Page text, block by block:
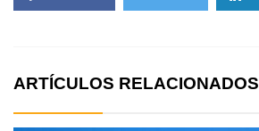
ARTÍCULOS RELACIONADOS